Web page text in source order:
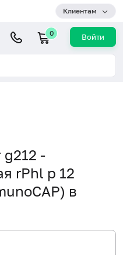
Клиентам
0 Войти
g212 -
rPhl p 12
в